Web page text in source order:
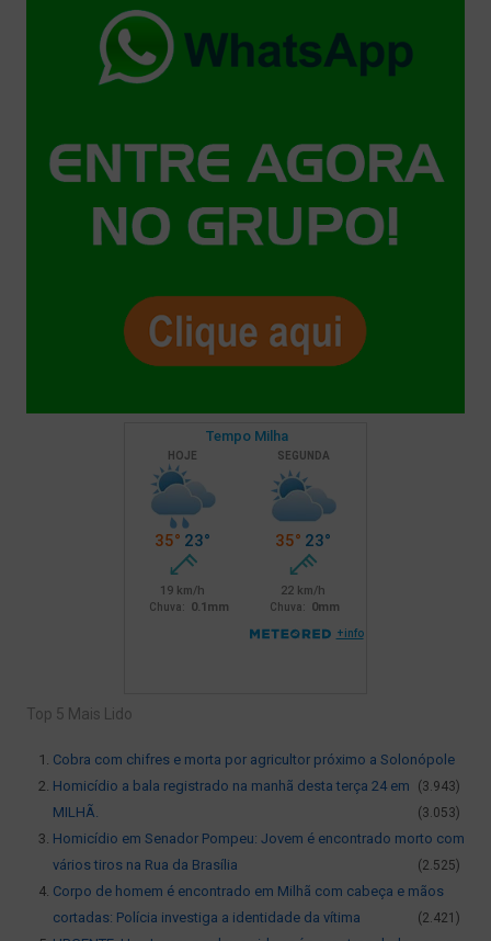
Top 5 Mais Lido
Cobra com chifres e morta por agricultor próximo a Solonópole
(3.943)
Homicídio a bala registrado na manhã desta terça 24 em
MILHÃ.
(3.053)
Homicídio em Senador Pompeu: Jovem é encontrado morto com
vários tiros na Rua da Brasília
(2.525)
Corpo de homem é encontrado em Milhã com cabeça e mãos
cortadas: Polícia investiga a identidade da vítima
(2.421)